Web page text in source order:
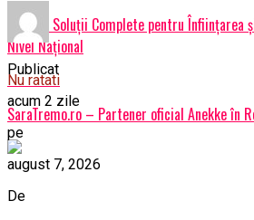
ADISAF: Soluții Complete pentru
Nivel Național
Nu ratati
SaraTremo.ro – Partener oficial Anekke în
Publicat
acum 2 zile
pe
august 7, 2026
De